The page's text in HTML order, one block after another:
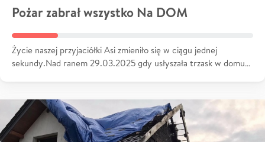
Pożar zabrał wszystko Na DOM
Życie naszej przyjaciółki Asi zmieniło się w ciągu jednej
sekundy.Nad ranem 29.03.2025 gdy usłyszała trzask w domu…